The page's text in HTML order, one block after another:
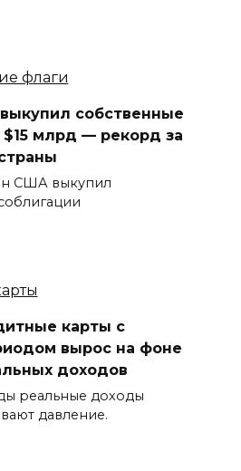
собственные
млрд — рекорд за
США выкупил
карты с
вырос на фоне
доходов
реальные доходы
давление.